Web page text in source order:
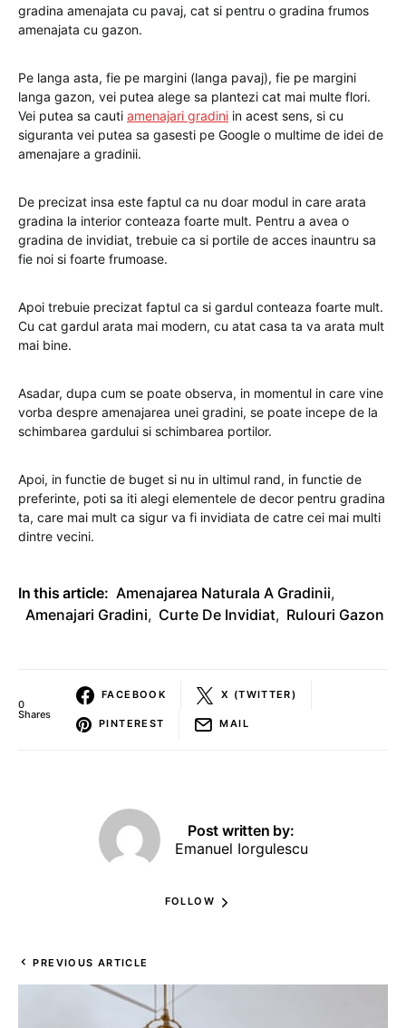
gradina amenajata cu pavaj, cat si pentru o gradina frumos
amenajata cu gazon.
Pe langa asta, fie pe margini (langa pavaj), fie pe margini
langa gazon, vei putea alege sa plantezi cat mai multe flori.
Vei putea sa cauti amenajari gradini in acest sens, si cu
siguranta vei putea sa gasesti pe Google o multime de idei de
amenajare a gradinii.
De precizat insa este faptul ca nu doar modul in care arata
gradina la interior conteaza foarte mult. Pentru a avea o
gradina de invidiat, trebuie ca si portile de acces inauntru sa
fie noi si foarte frumoase.
Apoi trebuie precizat faptul ca si gardul conteaza foarte mult.
Cu cat gardul arata mai modern, cu atat casa ta va arata mult
mai bine.
Asadar, dupa cum se poate observa, in momentul in care vine
vorba despre amenajarea unei gradini, se poate incepe de la
schimbarea gardului si schimbarea portilor.
Apoi, in functie de buget si nu in ultimul rand, in functie de
preferinte, poti sa iti alegi elementele de decor pentru gradina
ta, care mai mult ca sigur va fi invidiata de catre cei mai multi
dintre vecini.
In this article: Amenajarea Naturala A Gradinii,
Amenajari Gradini, Curte De Invidiat, Rulouri Gazon
0
Shares
FACEBOOK X (TWITTER)
PINTEREST MAIL
Post written by:
Emanuel Iorgulescu
FOLLOW
PREVIOUS ARTICLE